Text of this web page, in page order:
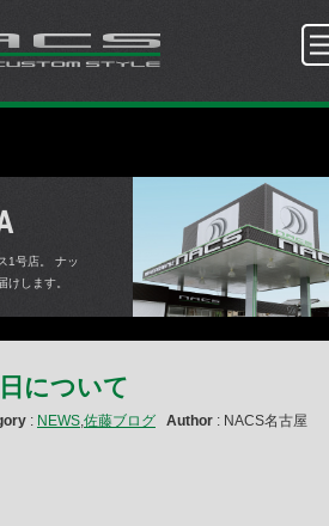
1号店。
ナッ
けします。
について
: NEWS,佐藤ブログ Author : NACS名古屋